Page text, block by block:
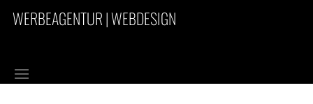
WERBEAGENTUR | WEBDESIGN